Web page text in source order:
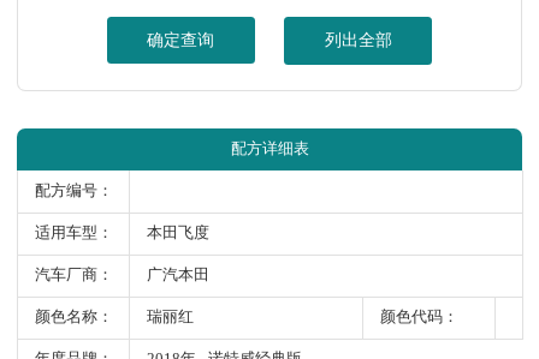
确定查询 列出全部
配方详细表
配方编号：
适用车型： 本田飞度
汽车厂商： 广汽本田
颜色名称： 瑞丽红 颜色代码：